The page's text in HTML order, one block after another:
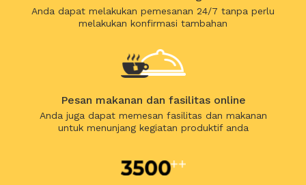
Anda dapat melakukan pemesanan 24/7 tanpa perlu
melakukan konfirmasi tambahan
Pesan makanan dan fasilitas online
Anda juga dapat memesan fasilitas dan makanan
untuk menunjang kegiatan produktif anda